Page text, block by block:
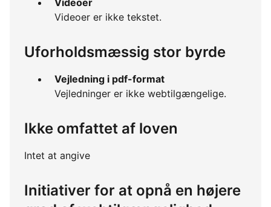
Videoer
Videoer er ikke tekstet.
Uforholdsmæssig stor byrde
Vejledning i pdf-format
Vejledninger er ikke webtilgængelige.
Ikke omfattet af loven
Intet at angive
Initiativer for at opnå en højere